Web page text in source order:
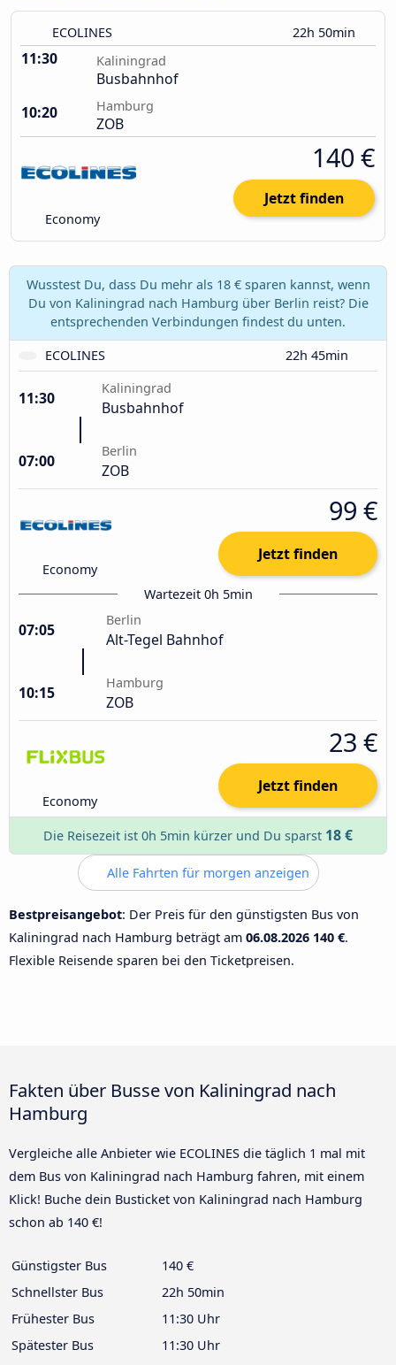
ECOLINES 22h 50min
11:30 Kaliningrad
Busbahnhof
10:20
Hamburg
ZOB
Economy
140 €
Jetzt finden
Wusstest Du, dass Du mehr als 18 € sparen kannst, wenn
Du von Kaliningrad nach Hamburg über Berlin reist? Die
entsprechenden Verbindungen findest du unten.
ECOLINES
22h 45min
11:30
Kaliningrad
Busbahnhof
07:00
Berlin
ZOB
Economy
99 €
Jetzt finden
Wartezeit 0h 5min
07:05
Berlin
Alt-Tegel Bahnhof
10:15
Hamburg
ZOB
Economy
23 €
Jetzt finden
Die Reisezeit ist 0h 5min kürzer und Du sparst 18 €
Alle Fahrten für morgen anzeigen
Bestpreisangebot: Der Preis für den günstigsten Bus von
Kaliningrad nach Hamburg beträgt am 06.08.2026 140 €.
Flexible Reisende sparen bei den Ticketpreisen.
Fakten über Busse von Kaliningrad nach
Hamburg
Vergleiche alle Anbieter wie ECOLINES die täglich 1 mal mit
dem Bus von Kaliningrad nach Hamburg fahren, mit einem
Klick! Buche dein Busticket von Kaliningrad nach Hamburg
schon ab 140 €!
Günstigster Bus
140 €
Schnellster Bus
22h 50min
Frühester Bus
11:30 Uhr
Spätester Bus
11:30 Uhr